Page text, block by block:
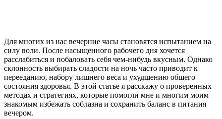
Для многих из нас вечерние часы становятся испытанием на
силу воли. После насыщенного рабочего дня хочется
расслабиться и побаловать себя чем-нибудь вкусным. Однако
склонность выбирать сладости на ночь часто приводит к
перееданию, набору лишнего веса и ухудшению общего
состояния здоровья. В этой статье я расскажу о проверенных
методах и стратегиях, которые помогли мне и многим моим
знакомым избежать соблазна и сохранить баланс в питания
вечером.